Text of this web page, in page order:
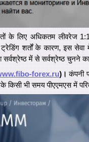
के लिए अधिकतम लीवरेज
शर्तों के कारण, इस
सर्वश्रेष्ठ में से सर्वश्रेष्ठ चुनने
forex.ru)।कंपनी
किसी भी समय पीएएमएस में